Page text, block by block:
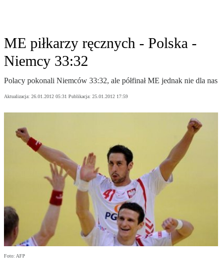
ME piłkarzy ręcznych - Polska -
Niemcy 33:32
Polacy pokonali Niemców 33:32, ale półfinał ME jednak nie dla nas
Aktualizacja: 26.01.2012 05:31 Publikacja: 25.01.2012 17:59
Foto: AFP